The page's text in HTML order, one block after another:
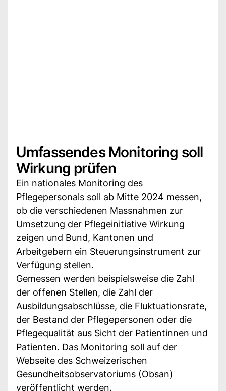
Umfassendes Monitoring soll
Wirkung prüfen
Ein nationales Monitoring des
Pflegepersonals soll ab Mitte 2024 messen,
ob die verschiedenen Massnahmen zur
Umsetzung der Pflegeinitiative Wirkung
zeigen und Bund, Kantonen und
Arbeitgebern ein Steuerungsinstrument zur
Verfügung stellen.
Gemessen werden beispielsweise die Zahl
der offenen Stellen, die Zahl der
Ausbildungsabschlüsse, die Fluktuationsrate,
der Bestand der Pflegepersonen oder die
Pflegequalität aus Sicht der Patientinnen und
Patienten. Das Monitoring soll auf der
Webseite des Schweizerischen
Gesundheitsobservatoriums (Obsan)
veröffentlicht werden.